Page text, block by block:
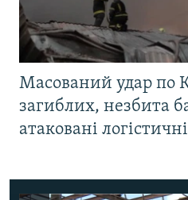
Масований удар по
загиблих, незбита
атаковані